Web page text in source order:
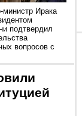
министр Ирака
подтвердил
вопросов с